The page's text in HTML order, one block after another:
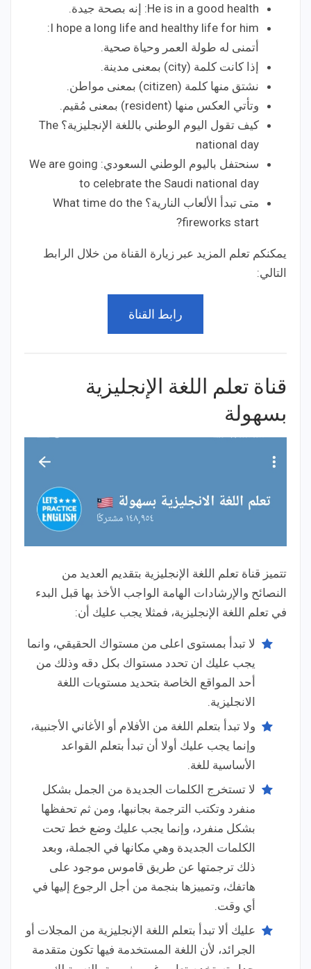
He is in a good health: إنه بصحة جيدة.
I hope a long life and healthy life for him:
أتمنى له طولة العمر وحياة صحية.
إذا كانت كلمة (city) بمعنى مدينة.
نشتق منها كلمة (citizen) بمعنى مواطن.
وتأتي العكس منها (resident) بمعنى مُقيم.
كيف تقول اليوم الوطني باللغة الإنجليزية؟ The
national day
سنحتفل باليوم الوطني السعودي: We are going
to celebrate the Saudi national day
متى تبدأ الألعاب النارية؟ What time do the
fireworks start?
يمكنكم تعلم المزيد عبر زيارة القناة من خلال الرابط
التالي:
رابط القناة
قناة تعلم اللغة الإنجليزية
بسهولة
تتميز قناة تعلم اللغة الإنجليزية بتقديم العديد من
النصائح والإرشادات الهامة الواجب الأخذ بها قبل البدء
في تعلم اللغة الإنجليزية، فمثلا يجب عليك أن:
لا تبدأ بمستوى اعلى من مستواك الحقيقي، وانما
يجب عليك ان تحدد مستواك بكل دقه وذلك من
أحد المواقع الخاصة بتحديد مستويات اللغة
الانجليزية.
ولا تبدأ بتعلم اللغة من الأفلام أو الأغاني الأجنبية،
وإنما يجب عليك أولا أن تبدأ بتعلم القواعد
الأساسية للغة.
لا تستخرج الكلمات الجديدة من الجمل بشكل
منفرد وتكتب الترجمة بجانبها، ومن ثم تحفظها
بشكل منفرد، وإنما يجب عليك وضع خط تحت
الكلمات الجديدة وهي مكانها في الجملة، وبعد
ذلك ترجمتها عن طريق قاموس موجود على
هاتفك، وتمييزها بنجمة من أجل الرجوع إليها في
أي وقت.
عليك ألا تبدأ بتعلم اللغة الإنجليزية من المجلات أو
الجرائد، لأن اللغة المستخدمة فيها تكون متقدمة